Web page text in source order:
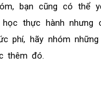
bạn cũng có thể
thực hành nhưng
phí, hãy nhóm
thêm đó.